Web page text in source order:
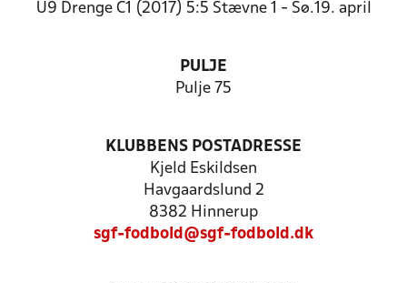
U9 Drenge C1 (2017) 5:5 Stævne 1 - Sø.19. april
PULJE
Pulje 75
KLUBBENS POSTADRESSE
Kjeld Eskildsen
Havgaardslund 2
8382 Hinnerup
sgf-fodbold@sgf-fodbold.dk